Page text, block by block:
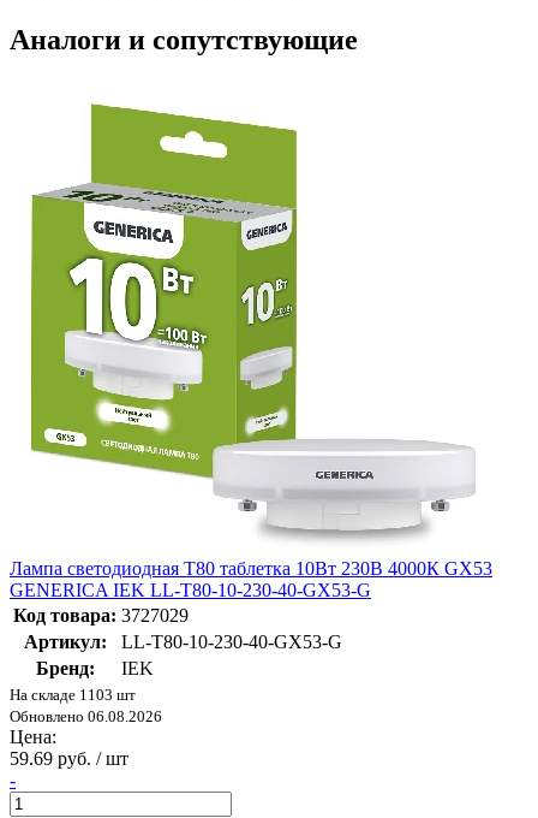
Аналоги и сопутствующие
Лампа светодиодная T80 таблетка 10Вт 230В 4000К GX53
GENERICA IEK LL-T80-10-230-40-GX53-G
Код товара: 3727029
Артикул:
LL-T80-10-230-40-GX53-G
Бренд:
IEK
На складе 1103 шт
Обновлено 06.08.2026
Цена:
59.69 руб. / шт
-